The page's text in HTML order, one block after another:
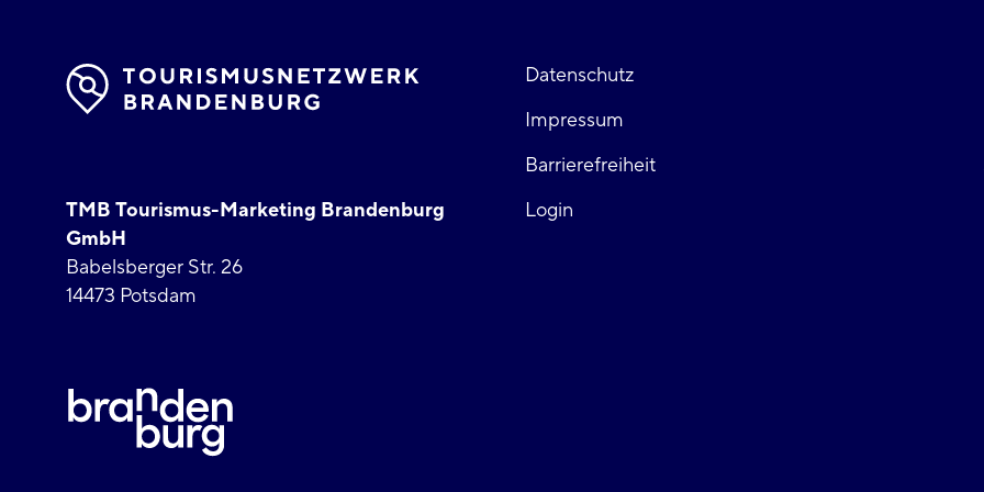
TMB Tourismus-Marketing Brandenburg
GmbH
Babelsberger Str. 26
14473 Potsdam
Fußzeile
links
Datenschutz
Impressum
Barrierefreiheit
Login